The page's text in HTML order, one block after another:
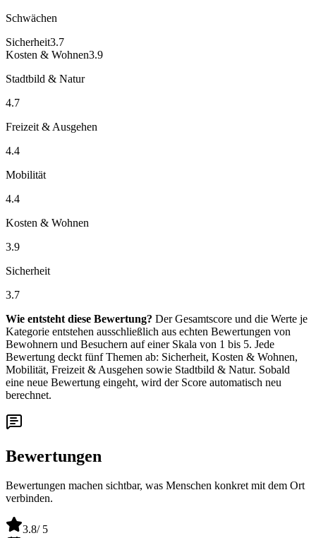
Schwächen
Sicherheit3.7
Kosten & Wohnen3.9
Stadtbild & Natur
4.7
Freizeit & Ausgehen
4.4
Mobilität
4.4
Kosten & Wohnen
3.9
Sicherheit
3.7
Wie entsteht diese Bewertung? Der Gesamtscore und die Werte je
Kategorie entstehen ausschließlich aus echten Bewertungen von
Bewohnern und Besuchern auf einer Skala von 1 bis 5. Jede
Bewertung deckt fünf Themen ab: Sicherheit, Kosten & Wohnen,
Mobilität, Freizeit & Ausgehen sowie Stadtbild & Natur. Sobald
eine neue Bewertung eingeht, wird der Score automatisch neu
berechnet.
Bewertungen
Bewertungen machen sichtbar, was Menschen konkret mit dem Ort
verbinden.
3.8/ 5